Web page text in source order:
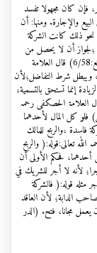
فإن كان مجهولا تفسد
والإجارة. ومنها: أن
نحو ذلك كانت الشركة
؛لجواز أن لا يحصل من
الربح إلا القدر المعين لأحدهما، فلا يتحقق الشركة في الربح.(بدائع الصنائع:6/58) قال العلامة
ويبطل شرط التفاضل؛لأن
إنما تستحق بالتسمية،
الاستحقاق على قدر رأس المال. (الھداية:3/13) قال العلامۃ الحصکفی رحمہ
فلو كل المال لأحدهما
فاسدة ،والربح للمالك
تعالی:قوله:( والربح
أحدهما، فحكم الأولى أن
لأنه لا أجر للشريك في
مثله قوله:( فالشركة
الدابة؛ لأن العاقد
مجانا، فتح. (الدر